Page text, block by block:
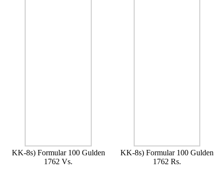
KK-8s) Formular 100 Gulden
1762 Vs.
KK-8s) Formular 100 Gulden
1762 Rs.